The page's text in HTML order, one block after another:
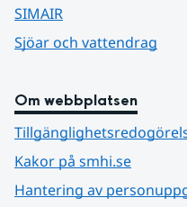
SIMAIR
Sjöar och vattendrag
Om webbplatsen
Kakor på smhi.se
Hantering av